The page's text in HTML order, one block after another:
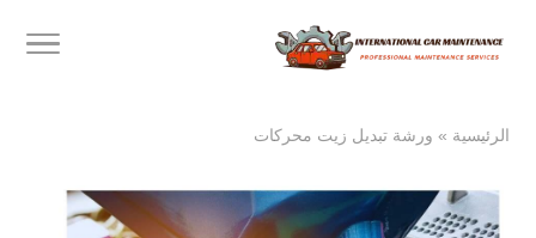
الرئيسية » ورشة تبديل زيت محركات